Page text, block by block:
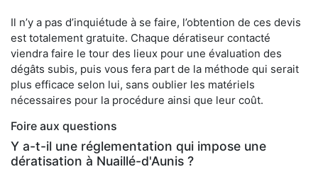
Il n’y a pas d’inquiétude à se faire, l’obtention de ces devis
est totalement gratuite. Chaque dératiseur contacté
viendra faire le tour des lieux pour une évaluation des
dégâts subis, puis vous fera part de la méthode qui serait
plus efficace selon lui, sans oublier les matériels
nécessaires pour la procédure ainsi que leur coût.
Foire aux questions
Y a-t-il une réglementation qui impose une
dératisation à Nuaillé-d'Aunis ?